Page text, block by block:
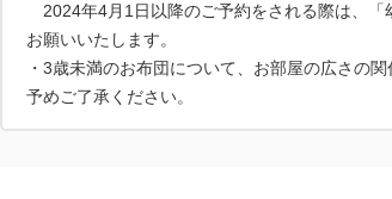
2024年4月1日以降のご予約をされる際は、「
お願いいたします。
・3歳未満のお布団について、お部屋の広さの
予めご了承ください。